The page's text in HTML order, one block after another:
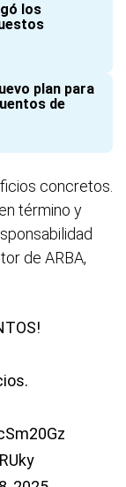
los
plan para
de
concretos.
término y
de ARBA,